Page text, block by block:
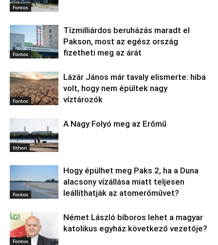
Fontos
Fontos
Tízmilliárdos beruházás maradt el
Pakson, most az egész ország
fizetheti meg az árát
Fontos
Lázár János már tavaly elismerte: hiba
volt, hogy nem épültek nagy
víztározók
Itthon
A Nagy Folyó meg az Erőmű
Fontos
Hogy épülhet meg Paks 2, ha a Duna
alacsony vízállása miatt teljesen
leállíthatják az atomerőművet?
Fontos
Német László bíboros lehet a magyar
katolikus egyház következő vezetője?